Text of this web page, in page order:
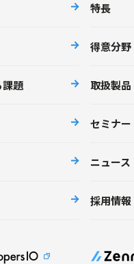
特長
得意分野
題 取扱製品
セミナー
ニュース
採用情報